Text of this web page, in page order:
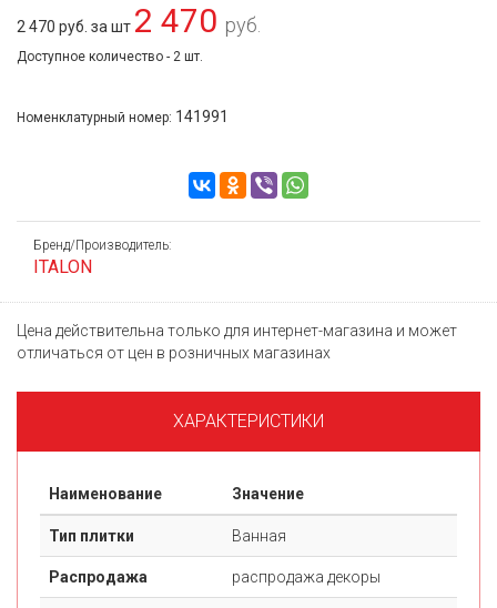
2 470 руб. за шт 2 470 руб.
Доступное количество - 2 шт.
Номенклатурный номер: 141991
Бренд/Производитель:
ITALON
Цена действительна только для интернет-магазина и может
отличаться от цен в розничных магазинах
ХАРАКТЕРИСТИКИ
Наименование Значение
Тип плитки Ванная
Распродажа распродажа декоры